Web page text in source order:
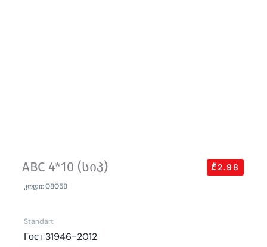
ABC 4*10 (სიპ) ₾2.98
კოდი: 08058
Standart
Гост 31946-2012